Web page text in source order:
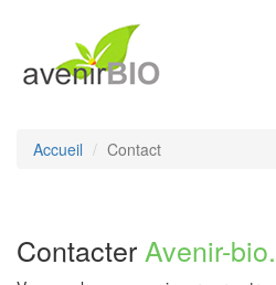
Accueil Contact
Contacter Avenir-